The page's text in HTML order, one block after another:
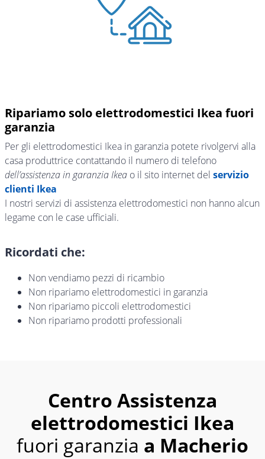
Ripariamo solo elettrodomestici Ikea fuori
garanzia
Per gli elettrodomestici Ikea in garanzia potete rivolgervi alla
casa produttrice contattando il numero di telefono
dell’assistenza in garanzia Ikea o il sito internet del servizio
clienti Ikea
I nostri servizi di assistenza elettrodomestici non hanno alcun
legame con le case ufficiali.
Ricordati che:
Non vendiamo pezzi di ricambio
Non ripariamo elettrodomestici in garanzia
Non ripariamo piccoli elettrodomestici
Non ripariamo prodotti professionali
Centro Assistenza
elettrodomestici Ikea
fuori garanzia a Macherio